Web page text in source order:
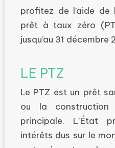
profitez de l’aide de
prêt à taux zéro
jusqu’au 31 décembre
LE PTZ
Le PTZ est un prêt
ou la construction
principale. L’État
intérêts dus sur le